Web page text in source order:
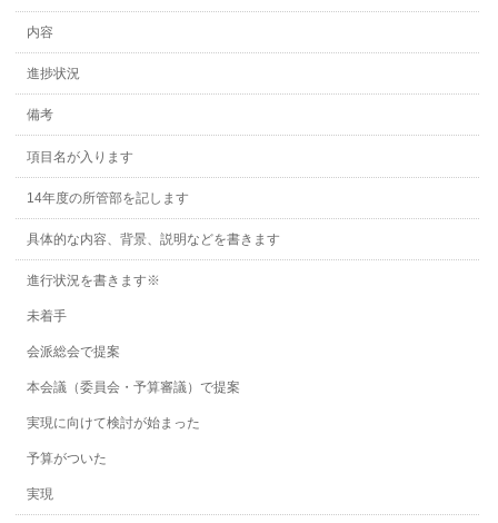
内容
進捗状況
備考
項目名が入ります
14年度の所管部を記します
具体的な内容、背景、説明などを書きます
進行状況を書きます※
未着手
会派総会で提案
本会議（委員会・予算審議）で提案
実現に向けて検討が始まった
予算がついた
実現